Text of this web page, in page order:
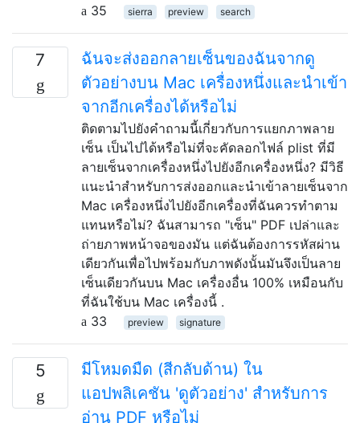
35
sierra preview search
7
ฉันจะส่งออกลายเซ็นของฉันจากดู
ตัวอย่างบน Mac เครื่องหนึ่งและนำเข้า
จากอีกเครื่องได้หรือไม่
ติดตามไปยังคำถามนี้เกี่ยวกับการแยกภาพลาย
เซ็น เป็นไปได้หรือไม่ที่จะคัดลอกไฟล์ plist ที่มี
ลายเซ็นจากเครื่องหนึ่งไปยังอีกเครื่องหนึ่ง? มีวิธี
แนะนำสำหรับการส่งออกและนำเข้าลายเซ็นจาก
Mac เครื่องหนึ่งไปยังอีกเครื่องที่ฉันควรทำตาม
แทนหรือไม่? ฉันสามารถ "เซ็น" PDF เปล่าและ
ถ่ายภาพหน้าจอของมัน แต่ฉันต้องการรหัสผ่าน
เดียวกันเพื่อไปพร้อมกับภาพดังนั้นมันจึงเป็นลาย
เซ็นเดียวกันบน Mac เครื่องอื่น 100% เหมือนกับ
ที่ฉันใช้บน Mac เครื่องนี้ .
33
preview signature
5
มีโหมดมืด (สีกลับด้าน) ใน
แอปพลิเคชัน 'ดูตัวอย่าง' สำหรับการ
อ่าน PDF หรือไม่